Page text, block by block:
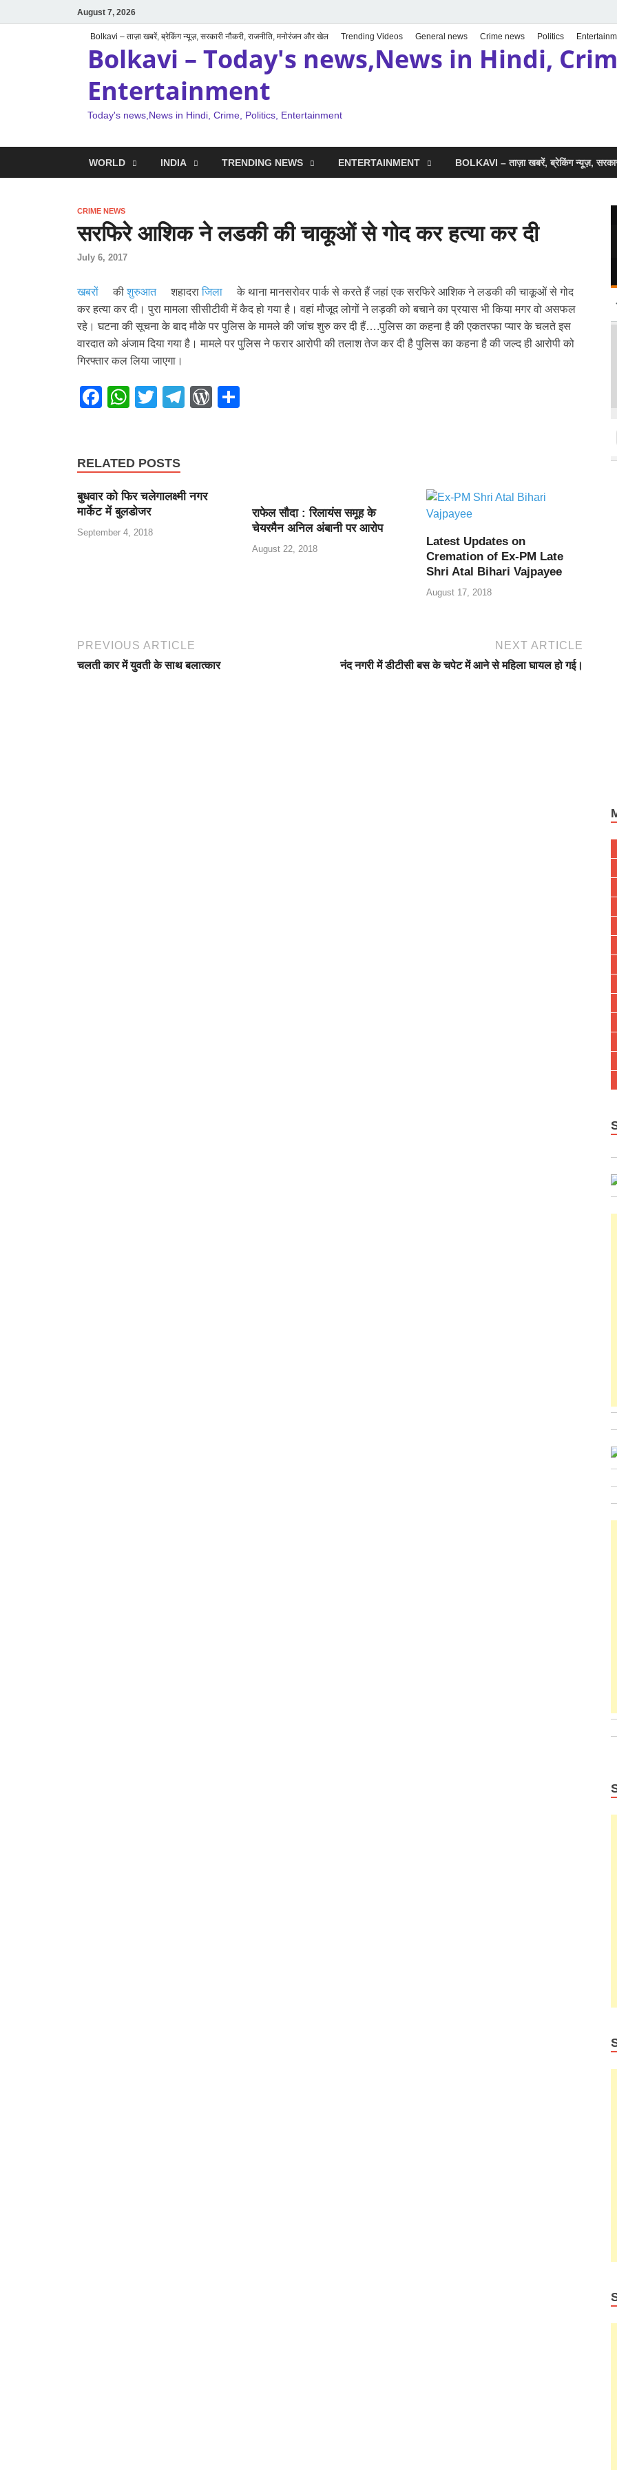
August 7, 2026
Bolkavi – ताज़ा खबरें, ब्रेकिंग न्यूज़, सरकारी नौकरी, राजनीति, मनोरंजन और खेल Trending Videos General news Crime news Politics
Bolkavi – Today's news,News in Hindi,
Entertainment
Today's news,News in Hindi, Crime, Politics, Entertainment
WORLD INDIA TRENDING NEWS ENTERTAINMENT BOLKAVI – ताज़ा खबरें, ब्रेकिंग न्यूज़,
CRIME NEWS
सरफिरे आशिक ने लडकी की चाकूओं से गोद कर हत्या कर दी
July 6, 2017
खबरों कीशुरुआत शहादराजिला
के थाना मानसरोवर पार्क से करते हैं जहां एक सरफिरे आशिक ने लडकी की चाकूओं से गोद
कर हत्या कर दी। पुरा मामला सीसीटीवी में कैद हो गया है। वहां मौजूद लोगों ने लड़की को बचाने का प्रयास भी किया मगर वो असफल
रहे। घटना की सूचना के बाद मौके पर पुलिस के मामले की जांच शुरु कर दी हैं….पुलिस का कहना है की एकतरफा प्यार के चलते इस
वारदात को अंजाम दिया गया है। मामले पर पुलिस ने फरार आरोपी की तलाश तेज कर दी है पुलिस का कहना है की जल्द ही आरोपी को
गिरफ्तार कल लिया जाएगा।
F
e
b
o
o
W
s
A
p
p
T
er
T
a
m
W
RELATED POSTS
बुधवार को फिर चलेगालक्ष्मी नगर
मार्केट में बुलडोजर
September 4, 2018
राफेल सौदा : रिलायंस समूह के
चेयरमैन अनिल अंबानी पर आरोप
August 22, 2018
Latest Updates on
Cremation of Ex-PM Late
Shri Atal Bihari Vajpayee
August 17, 2018
PREVIOUS ARTICLE
चलती कार में युवती के साथ बलात्कार
NEXT ARTICLE
नंद नगरी में डीटीसी बस के चपेट में आने से महिला घायल हो गई।